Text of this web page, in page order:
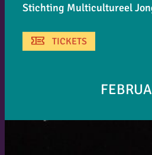
Stichting Multicultureel
TICKETS